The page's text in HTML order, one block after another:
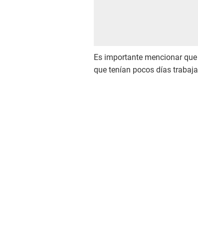
Es importante mencionar
que tenían pocos días